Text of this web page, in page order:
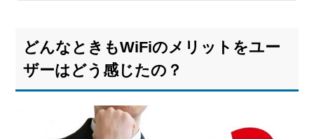
どんなときもWiFiのメリットをユー
ザーはどう感じたの？